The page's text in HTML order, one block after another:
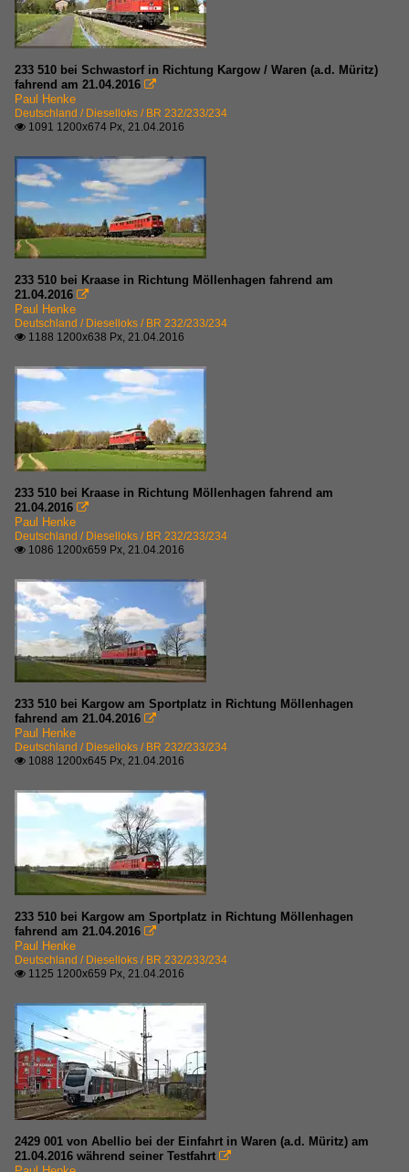
233 510 bei Schwastorf in Richtung Kargow / Waren (a.d. Müritz)
fahrend am 21.04.2016 
Paul Henke
Deutschland / Dieselloks / BR 232/233/234
 1091 1200x674 Px, 21.04.2016
233 510 bei Kraase in Richtung Möllenhagen fahrend am
21.04.2016 
Paul Henke
Deutschland / Dieselloks / BR 232/233/234
 1188 1200x638 Px, 21.04.2016
233 510 bei Kraase in Richtung Möllenhagen fahrend am
21.04.2016 
Paul Henke
Deutschland / Dieselloks / BR 232/233/234
 1086 1200x659 Px, 21.04.2016
233 510 bei Kargow am Sportplatz in Richtung Möllenhagen
fahrend am 21.04.2016 
Paul Henke
Deutschland / Dieselloks / BR 232/233/234
 1088 1200x645 Px, 21.04.2016
233 510 bei Kargow am Sportplatz in Richtung Möllenhagen
fahrend am 21.04.2016 
Paul Henke
Deutschland / Dieselloks / BR 232/233/234
 1125 1200x659 Px, 21.04.2016
2429 001 von Abellio bei der Einfahrt in Waren (a.d. Müritz) am
21.04.2016 während seiner Testfahrt 